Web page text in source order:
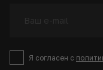
Я согласен с